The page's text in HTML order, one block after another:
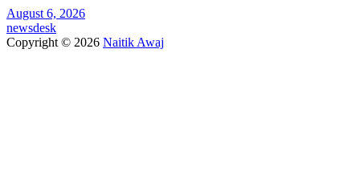
August 6, 2026
newsdesk
Copyright © 2026 Naitik Awaj